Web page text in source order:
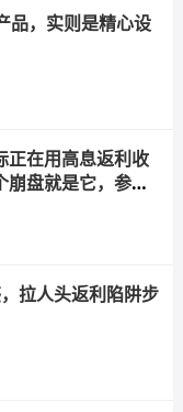
品，实则是精心设
正在用高息返利收
崩盘就是它，参与
拉人头返利陷阱步